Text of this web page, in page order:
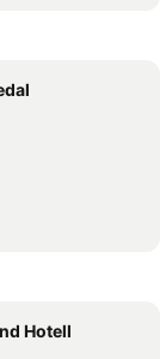
Hotell